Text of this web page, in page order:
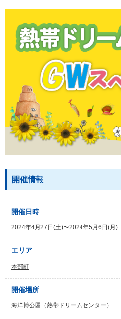
開催情報
開催日時
2024年4月27日(土)〜2024年5月6日(月)
エリア
本部町
開催場所
海洋博公園（熱帯ドリームセンター）